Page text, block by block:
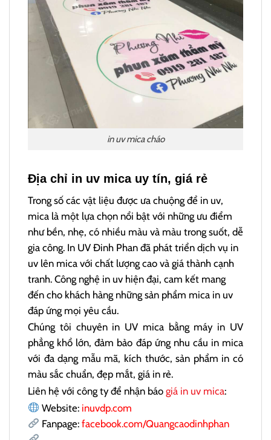
in uv mica cháo
Địa chỉ in uv mica uy tín, giá rẻ
Trong số các vật liệu được ưa chuộng để in uv,
mica là một lựa chọn nổi bật với những ưu điểm
như bền, nhẹ, có nhiều màu và màu trong suốt, dễ
gia công. In UV Đinh Phan đã phát triển dịch vụ in
uv lên mica với chất lượng cao và giá thành cạnh
tranh. Công nghệ in uv hiện đại, cam kết mang
đến cho khách hàng những sản phẩm mica in uv
đáp ứng mọi yêu cầu.
Chúng tôi chuyên in UV mica bằng máy in UV
phẳng khổ lớn, đảm bảo đáp ứng nhu cầu in mica
với đa dạng mẫu mã, kích thước, sản phẩm in có
màu sắc chuẩn, đẹp mắt, giá in rẻ.
Liên hệ với công ty để nhận báo giá in uv mica:
Website: inuvdp.com
Fanpage:facebook.com/Quangcaodinhphan